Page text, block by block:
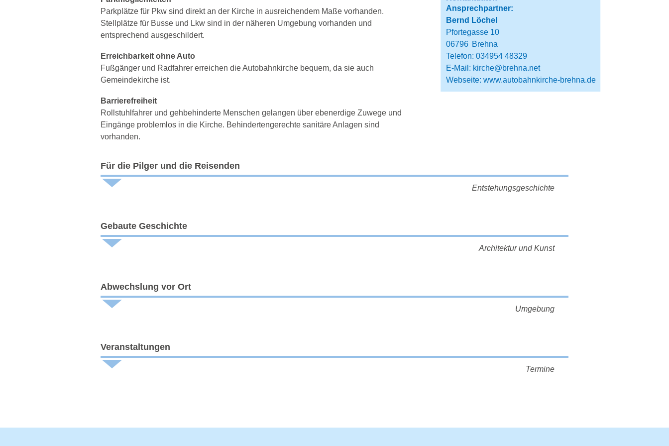
Parkplätze für Pkw sind direkt an der Kirche in ausreichendem Maße vorhanden.
Stellplätze für Busse und Lkw sind in der näheren Umgebung vorhanden und
entsprechend ausgeschildert.
Erreichbarkeit ohne Auto
Fußgänger und Radfahrer erreichen die Autobahnkirche bequem, da sie auch
Gemeindekirche ist.
Barrierefreiheit
Rollstuhlfahrer und gehbehinderte Menschen gelangen über ebenerdige Zuwege und
Eingänge problemlos in die Kirche. Behindertengerechte sanitäre Anlagen sind
vorhanden.
Ansprechpartner:
Bernd Löchel
Pfortegasse 10
06796 Brehna
Telefon: 034954 48329
E-Mail: kirche@brehna.net
Webseite: www.autobahnkirche-brehna.de
Für die Pilger und die Reisenden
Entstehungsgeschichte
Gebaute Geschichte
Architektur und Kunst
Abwechslung vor Ort
Umgebung
Veranstaltungen
Termine